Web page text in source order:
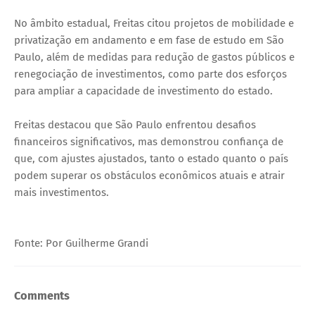
No âmbito estadual, Freitas citou projetos de mobilidade e
privatização em andamento e em fase de estudo em São
Paulo, além de medidas para redução de gastos públicos e
renegociação de investimentos, como parte dos esforços
para ampliar a capacidade de investimento do estado.
Freitas destacou que São Paulo enfrentou desafios
financeiros significativos, mas demonstrou confiança de
que, com ajustes ajustados, tanto o estado quanto o país
podem superar os obstáculos econômicos atuais e atrair
mais investimentos.
Fonte: Por Guilherme Grandi
Comments